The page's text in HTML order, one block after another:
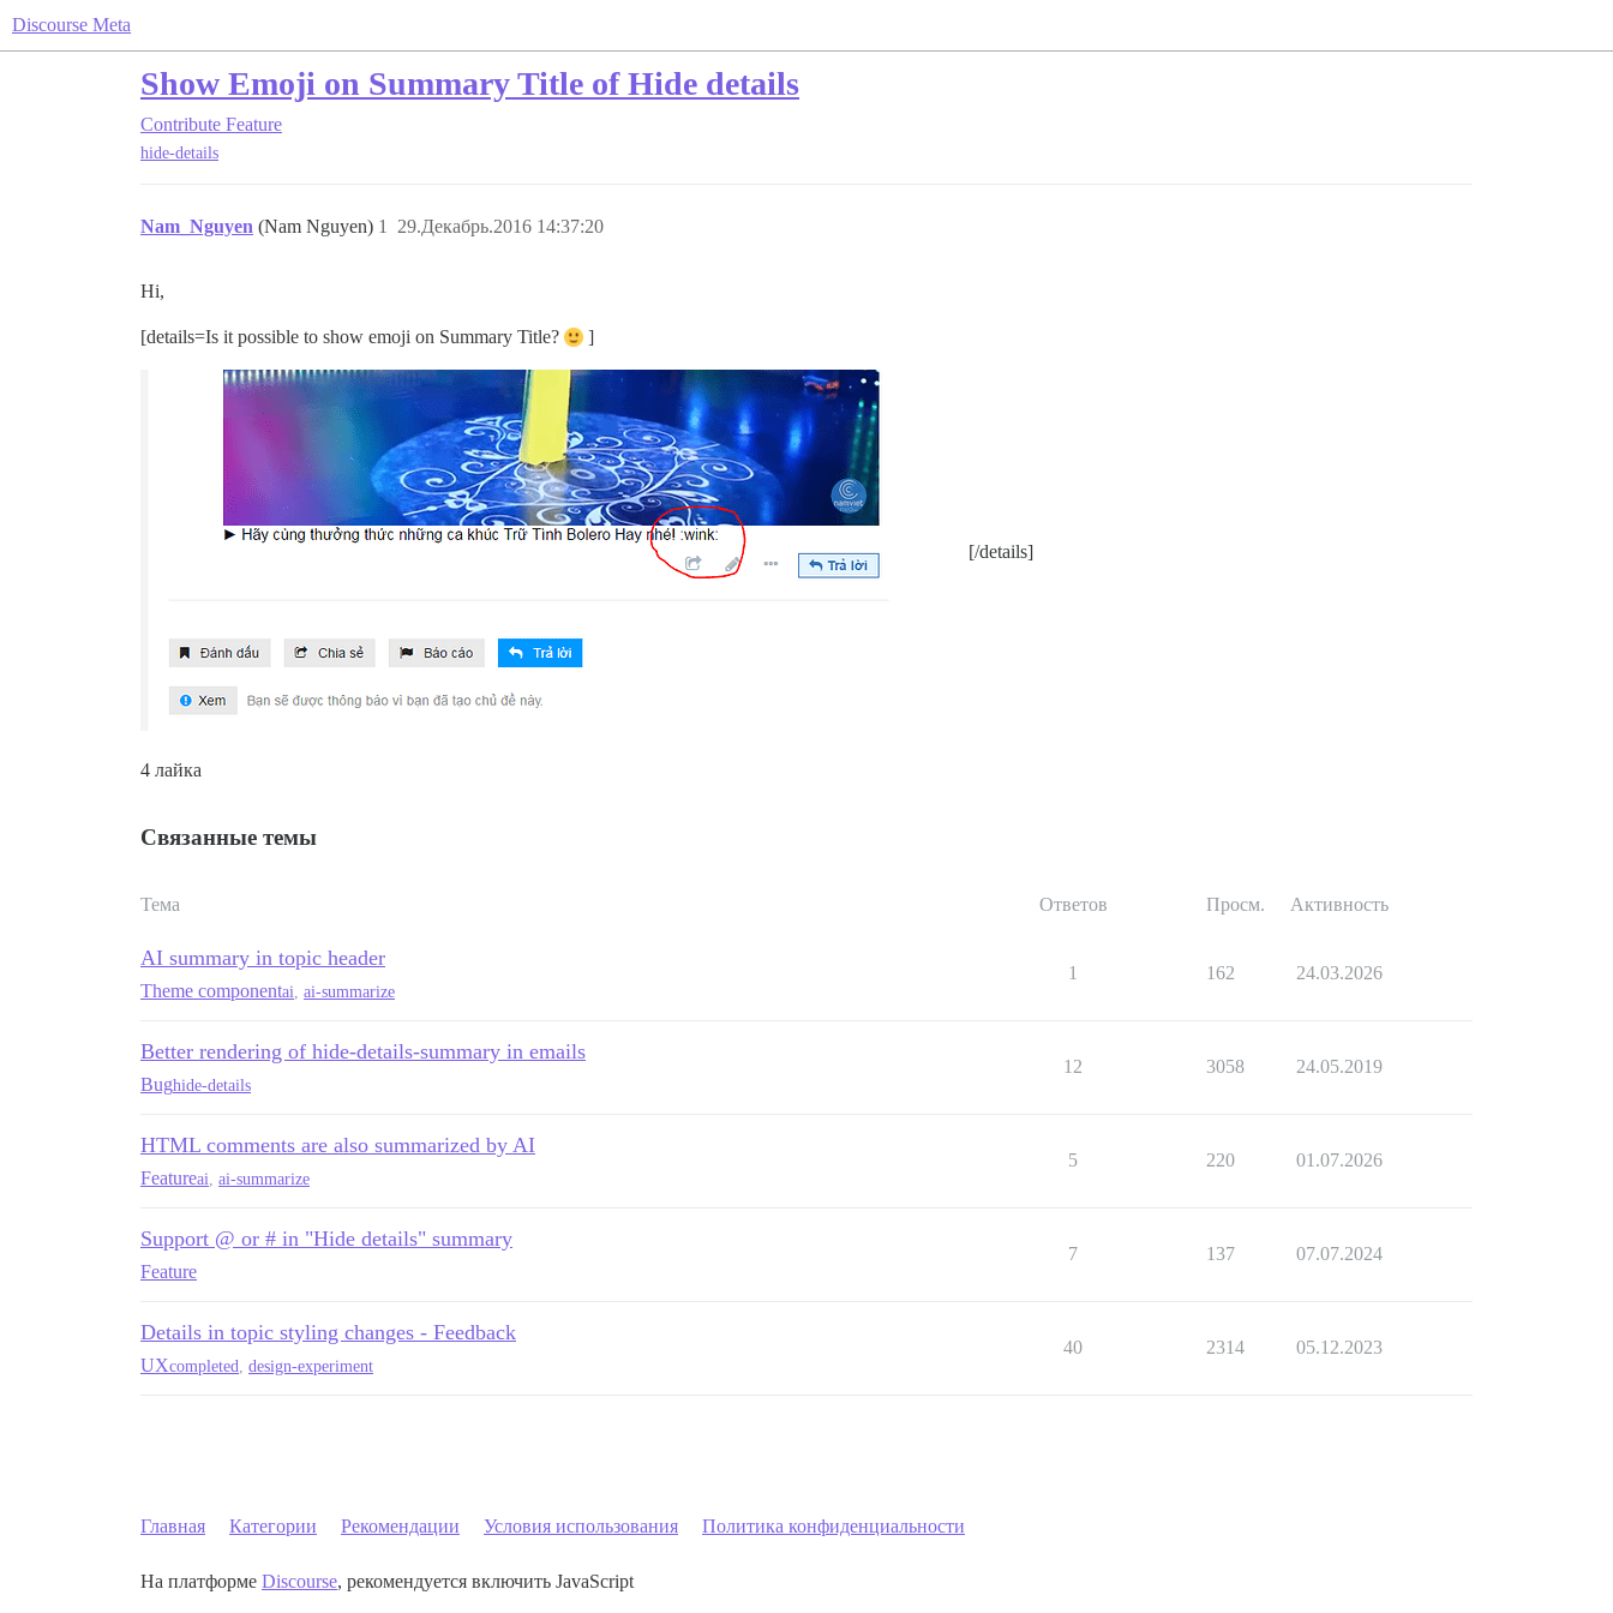
Discourse Meta
Show Emoji on Summary Title of Hide details
Contribute Feature
hide-details
Nam_Nguyen (Nam Nguyen) 29.Декабрь.2016 14:37:20
1
Hi,
[details=Is it possible to show emoji on Summary Title? ]
[/details]
4 лайка
Связанные темы
Тема Ответов Просм. Активность
AI summary in topic header
Theme componentai ai-summarize
1 162 24.03.2026
Better rendering of hide-details-summary in emails
Bughide-details
12 3058 24.05.2019
HTML comments are also summarized by AI
Featureai ai-summarize
5 220 01.07.2026
Support @ or # in "Hide details" summary
Feature
7 137 07.07.2024
Details in topic styling changes - Feedback
UXcompleted design-experiment
40 2314 05.12.2023
Главная Категории Рекомендации Условия использования Политика конфиденциальности
На платформе Discourse, рекомендуется включить JavaScript